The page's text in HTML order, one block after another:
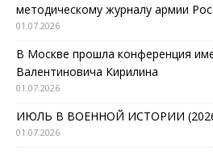
методическому журналу армии
01.07.2026
В Москве прошла конференция
Валентиновича Кирилина
01.07.2026
ИЮЛЬ В ВОЕННОЙ ИСТОРИИ
01.07.2026